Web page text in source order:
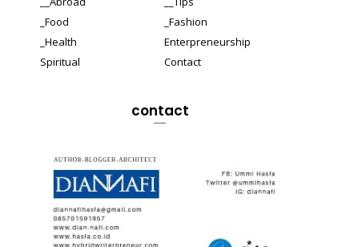
_Food
_Fashion
_Health
Enterpreneurship
Spiritual
Contact
contact